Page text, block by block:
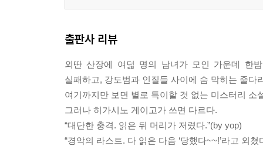
출판사 리뷰
외딴 산장에 여덟 명의 남녀가 모인 가운데 한
실패하고, 강도범과 인질들 사이에 숨 막히는 줄
여기까지만 보면 별로 특이할 것 없는 미스터리 소
그러나 히가시노 게이고가 쓰면 다르다.
“대단한 충격. 읽은 뒤 머리가 저렸다.”(by yop)
“경악의 라스트. 다 읽은 다음 ‘당했다~~!’라고 외쳤